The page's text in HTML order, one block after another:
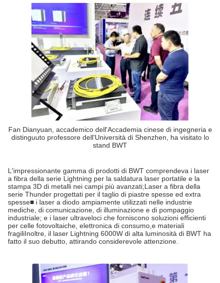
Fan Dianyuan, accademico dell'Accademia cinese di ingegneria e
distinguuto professore dell'Università di Shenzhen, ha visitato lo
stand BWT
L'impressionante gamma di prodotti di BWT comprendeva i laser
a fibra della serie Lightning per la saldatura laser portatile e la
stampa 3D di metalli nei campi più avanzati;Laser a fibra della
serie Thunder progettati per il taglio di piastre spesse ed extra
spesse■ i laser a diodo ampiamente utilizzati nelle industrie
mediche, di comunicazione, di illuminazione e di pompaggio
industriale; e i laser ultraveloci che forniscono soluzioni efficienti
per celle fotovoltaiche, elettronica di consumo,e materiali
fragiliInoltre, il laser Lightning 6000W di alta luminosità di BWT ha
fatto il suo debutto, attirando considerevole attenzione.